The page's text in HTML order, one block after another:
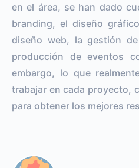
en el área, se han dado
branding, el diseño
diseño web, la gestión
producción de eventos
embargo, lo que
trabajar en cada proyecto,
para obtener los mejores